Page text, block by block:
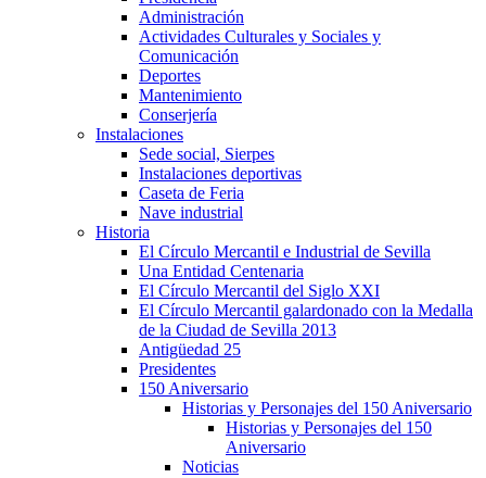
Administración
Actividades Culturales y Sociales y
Comunicación
Deportes
Mantenimiento
Conserjería
Instalaciones
Sede social, Sierpes
Instalaciones deportivas
Caseta de Feria
Nave industrial
Historia
El Círculo Mercantil e Industrial de Sevilla
Una Entidad Centenaria
El Círculo Mercantil del Siglo XXI
El Círculo Mercantil galardonado con la Medalla
de la Ciudad de Sevilla 2013
Antigüedad 25
Presidentes
150 Aniversario
Historias y Personajes del 150 Aniversario
Historias y Personajes del 150
Aniversario
Noticias